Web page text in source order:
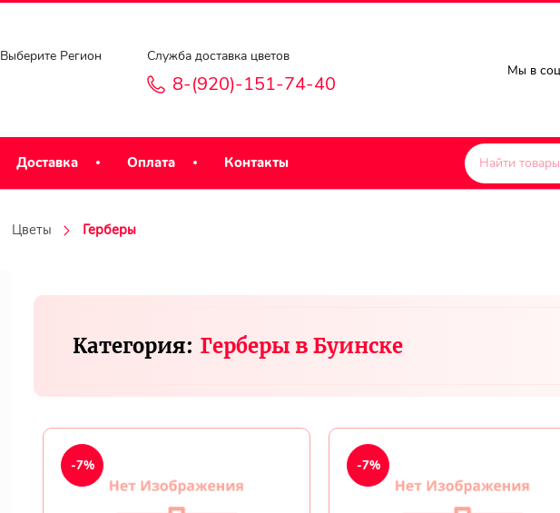
Выберите Регион Служба доставка цветов
8-(920)-151-74-40
Мы в
Доставка Оплата Контакты
Цветы Герберы
Категория: Герберы в Буинске
-7% -7%